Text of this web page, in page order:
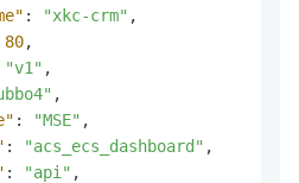
: "xkc-crm" ,
80,
"v1" ,
,
: "MSE" ,
: "acs_ecs_dashboard" ,
: "api" ,